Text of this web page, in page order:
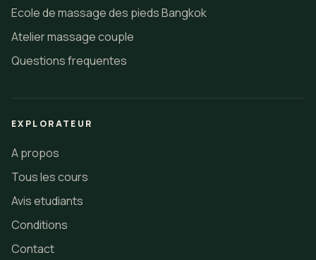
Ecole de massage des pieds Bangkok
Atelier massage couple
Questions frequentes
EXPLORATEUR
A propos
Tous les cours
Avis etudiants
Conditions
Contact